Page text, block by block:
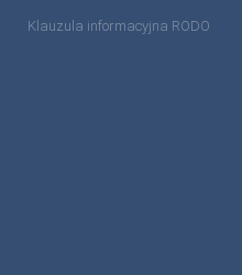
Klauzula informacyjna RODO